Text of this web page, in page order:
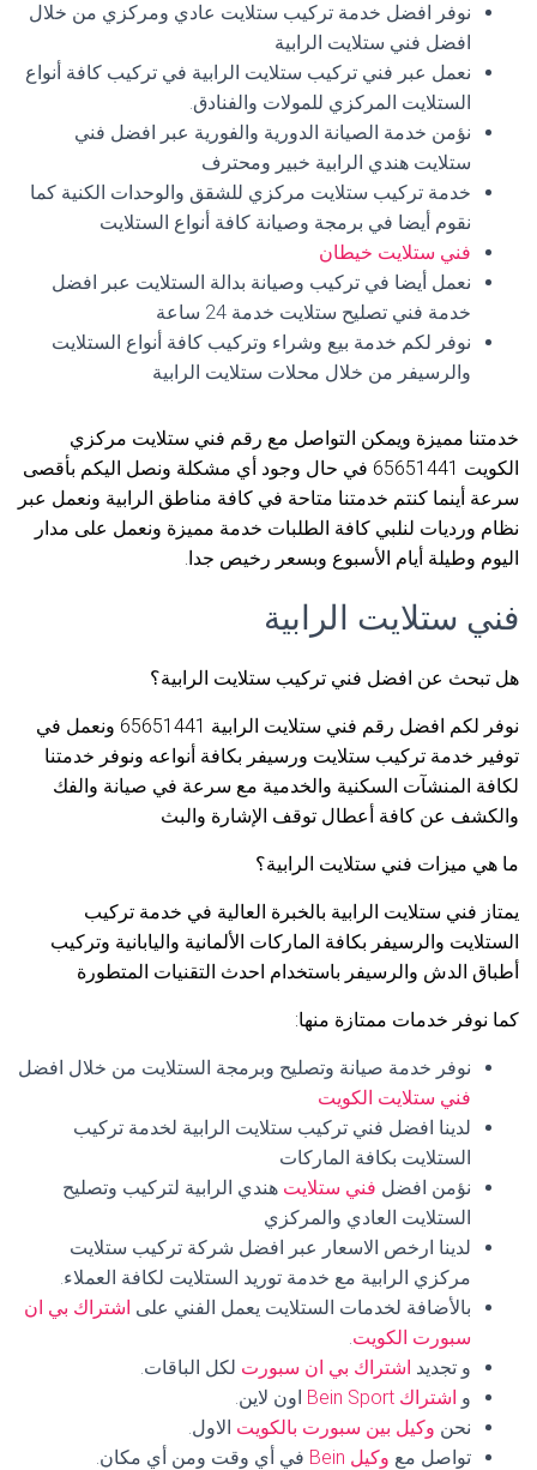
نوفر افضل خدمة تركيب ستلايت عادي ومركزي من خلال
افضل فني ستلايت الرابية
نعمل عبر فني تركيب ستلايت الرابية في تركيب كافة أنواع
الستلايت المركزي للمولات والفنادق.
نؤمن خدمة الصيانة الدورية والفورية عبر افضل فني
ستلايت هندي الرابية خبير ومحترف
خدمة تركيب ستلايت مركزي للشقق والوحدات الكنية كما
نقوم أيضا في برمجة وصيانة كافة أنواع الستلايت
فني ستلايت خيطان
نعمل أيضا في تركيب وصيانة بدالة الستلايت عبر افضل
خدمة فني تصليح ستلايت خدمة 24 ساعة
نوفر لكم خدمة بيع وشراء وتركيب كافة أنواع الستلايت
والرسيفر من خلال محلات ستلايت الرابية
خدمتنا مميزة ويمكن التواصل مع رقم فني ستلايت مركزي
الكويت 65651441 في حال وجود أي مشكلة ونصل اليكم بأقصى
سرعة أينما كنتم خدمتنا متاحة في كافة مناطق الرابية ونعمل عبر
نظام ورديات لنلبي كافة الطلبات خدمة مميزة ونعمل على مدار
اليوم وطيلة أيام الأسبوع وبسعر رخيص جدا.
فني ستلايت الرابية
هل تبحث عن افضل فني تركيب ستلايت الرابية؟
نوفر لكم افضل رقم فني ستلايت الرابية 65651441 ونعمل في
توفير خدمة تركيب ستلايت ورسيفر بكافة أنواعه ونوفر خدمتنا
لكافة المنشآت السكنية والخدمية مع سرعة في صيانة والفك
والكشف عن كافة أعطال توقف الإشارة والبث
ما هي ميزات فني ستلايت الرابية؟
يمتاز فني ستلايت الرابية بالخبرة العالية في خدمة تركيب
الستلايت والرسيفر بكافة الماركات الألمانية واليابانية وتركيب
أطباق الدش والرسيفر باستخدام احدث التقنيات المتطورة
كما نوفر خدمات ممتازة منها:
نوفر خدمة صيانة وتصليح وبرمجة الستلايت من خلال افضل
فني ستلايت الكويت
لدينا افضل فني تركيب ستلايت الرابية لخدمة تركيب
الستلايت بكافة الماركات
نؤمن افضل فني ستلايت هندي الرابية لتركيب وتصليح
الستلايت العادي والمركزي
لدينا ارخص الاسعار عبر افضل شركة تركيب ستلايت
مركزي الرابية مع خدمة توريد الستلايت لكافة العملاء.
بالأضافة لخدمات الستلايت يعمل الفني على اشتراك بي ان
سبورت الكويت.
و تجديد اشتراك بي ان سبورت لكل الباقات.
و اشتراك Bein Sport
اون لاين.
نحن وكيل بين سبورت بالكويت الاول.
تواصل مع وكيل Bein في أي وقت ومن أي مكان.